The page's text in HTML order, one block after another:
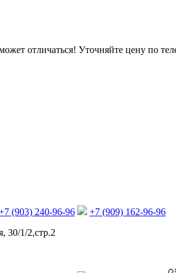
отличаться! Уточняйте цену по
(903) 240-96-96
+7 (909) 162-96-96
30/1/2,стр.2